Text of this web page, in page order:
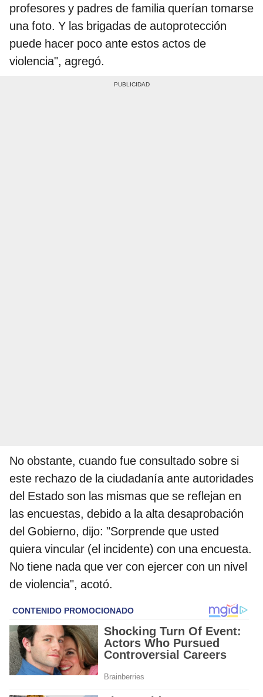
profesores y padres de familia querían tomarse
una foto. Y las brigadas de autoprotección
puede hacer poco ante estos actos de
violencia", agregó.
No obstante, cuando fue consultado sobre si
este rechazo de la ciudadanía ante autoridades
del Estado son las mismas que se reflejan en
las encuestas, debido a la alta desaprobación
del Gobierno, dijo: "Sorprende que usted
quiera vincular (el incidente) con una encuesta.
No tiene nada que ver con ejercer con un nivel
de violencia", acotó.